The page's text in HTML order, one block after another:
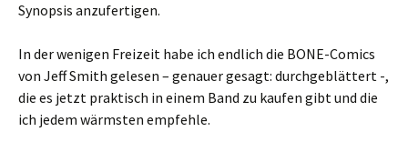
Synopsis anzufertigen.
In der wenigen Freizeit habe ich endlich die BONE-Comics
von Jeff Smith gelesen – genauer gesagt: durchgeblättert -,
die es jetzt praktisch in einem Band zu kaufen gibt und die
ich jedem wärmsten empfehle.